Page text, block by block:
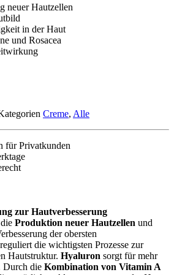
neuer Hautzellen
in der Haut
und Rosacea
Creme, Alle
für Privatkunden
zur Hautverbesserung
Produktion neuer Hautzellen und
der obersten
reguliert die wichtigsten Prozesse zur
Hautstruktur. Hyaluron sorgt für mehr
Durch die Kombination von Vitamin A